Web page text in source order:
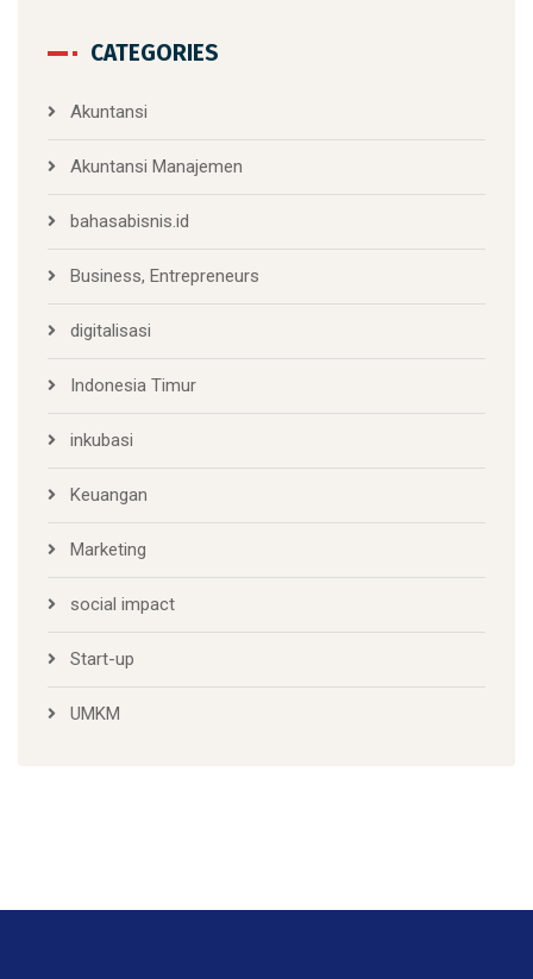
CATEGORIES
Akuntansi
Akuntansi Manajemen
bahasabisnis.id
Business, Entrepreneurs
digitalisasi
Indonesia Timur
inkubasi
Keuangan
Marketing
social impact
Start-up
UMKM